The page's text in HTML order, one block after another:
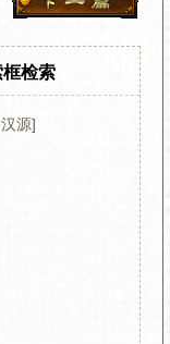
检索
源]